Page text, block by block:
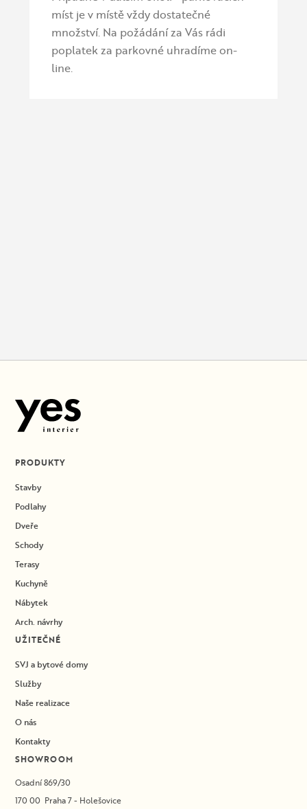
míst je v místě vždy dostatečné
množství. Na požádání za Vás rádi
poplatek za parkovné uhradíme on-
line.
PRODUKTY
Stavby
Podlahy
Dveře
Schody
Terasy
Kuchyně
Nábytek
Arch. návrhy
UŽITEČNÉ
SVJ a bytové domy
Služby
Naše realizace
O nás
Kontakty
SHOWROOM
Osadní 869/30
170 00 Praha 7 - Holešovice